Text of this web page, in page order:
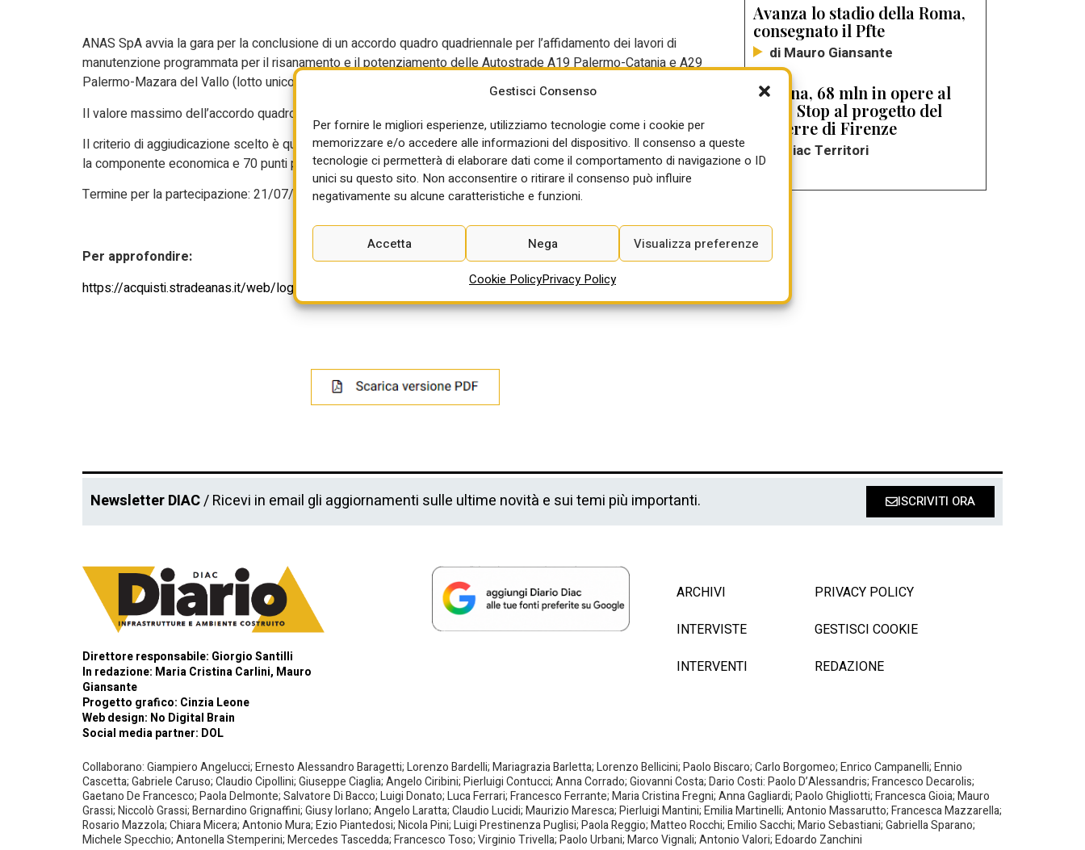
Gestisci Consenso
Per fornire le migliori esperienze, utilizziamo tecnologie come i cookie per
memorizzare e/o accedere alle informazioni del dispositivo. Il consenso a queste
tecnologie ci permetterà di elaborare dati come il comportamento di navigazione o ID
unici su questo sito. Non acconsentire o ritirare il consenso può influire
negativamente su alcune caratteristiche e funzioni.
Accetta Nega Visualizza preferenze
Cookie PolicyPrivacy Policy
ANAS SpA avvia la gara per la conclusione diun accordo quadro quadriennale per l’affidamento dei lavori di
manutenzione programmata per il risanamento e il potenziamento delle Autostrade A19 Palermo-Catania e A29
Palermo-Mazara del Vallo(lotto unico).
Il valore massimo dell’accordo quadro è di 240.000.000,00 euro.
Il criterio di aggiudicazione scelto è quello dell’offerta economicamente più vantaggiosa, con assegnati 30 punti per
la componente economica e 70 punti per quella tecnica.
Termine per la partecipazione: 21/07/2026 ore 12:00
Per approfondire:
https://acquisti.stradeanas.it/web/login.html
Avanza lo stadio della Roma,
consegnato il Pfte
di Mauro Giansante
Ancona, 68 mln in opere al
2028. Stop al progetto del
Parterre di Firenze
di Diac Territori
Newsletter DIAC/ Ricevi in email gli aggiornamenti sulle ultime novità e sui temi più importanti. ISCRIVITI ORA
Direttore responsabile: Giorgio Santilli
In redazione: Maria Cristina Carlini, Mauro
Giansante
Progetto grafico: Cinzia Leone
Web design: No Digital Brain
Social media partner: DOL
ARCHIVI
INTERVISTE
INTERVENTI
PRIVACY POLICY
GESTISCI COOKIE
REDAZIONE
Collaborano: Giampiero Angelucci; Ernesto Alessandro Baragetti; Lorenzo Bardelli; Mariagrazia Barletta; Lorenzo Bellicini; Paolo Biscaro; Carlo Borgomeo; Enrico Campanelli; Ennio
Cascetta; Gabriele Caruso; Claudio Cipollini; Giuseppe Ciaglia; Angelo Ciribini; Pierluigi Contucci; Anna Corrado; Giovanni Costa; Dario Costi: Paolo D’Alessandris; Francesco Decarolis;
Gaetano De Francesco; Paola Delmonte; Salvatore Di Bacco; Luigi Donato; Luca Ferrari; Francesco Ferrante; Maria Cristina Fregni; Anna Gagliardi; Paolo Ghigliotti; Francesca Gioia; Mauro
Grassi; Niccolò Grassi; Bernardino Grignaffini; Giusy Iorlano; Angelo Laratta; Claudio Lucidi; Maurizio Maresca; Pierluigi Mantini; Emilia Martinelli; Antonio Massarutto; Francesca Mazzarella;
Rosario Mazzola; Chiara Micera; Antonio Mura; Ezio Piantedosi; Nicola Pini; Luigi Prestinenza Puglisi; Paola Reggio; Matteo Rocchi; Emilio Sacchi; Mario Sebastiani; Gabriella Sparano;
Michele Specchio; Antonella Stemperini; Mercedes Tascedda; Francesco Toso; Virginio Trivella; Paolo Urbani; Marco Vignali; Antonio Valori; Edoardo Zanchini